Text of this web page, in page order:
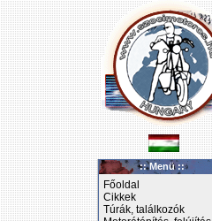
:: Menü ::
Főoldal
Cikkek
Túrák, találkozók